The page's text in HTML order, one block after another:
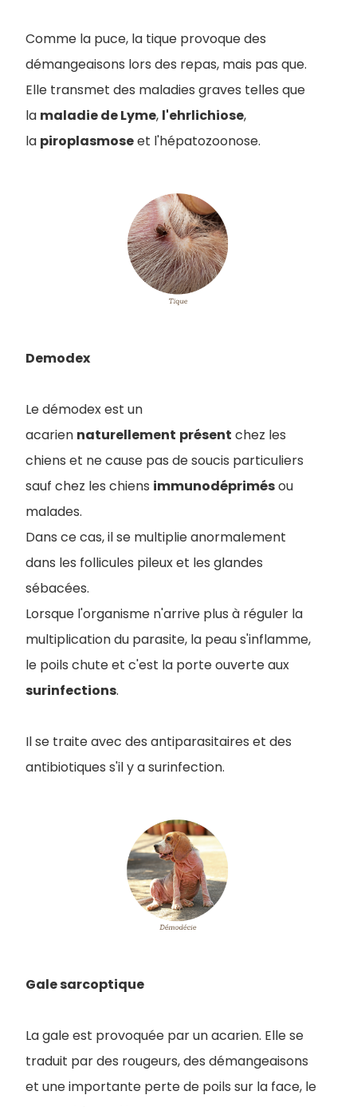
Comme la puce, la tique provoque des
démangeaisons lors des repas, mais pas que.
Elle transmet des maladies graves telles que
la maladie de Lyme, l'ehrlichiose,
la piroplasmoseet l'hépatozoonose.
Demodex
Le démodex est un
acarien naturellement présent chez les
chiens et ne cause pas de soucis particuliers
sauf chez les chiens immunodéprimésou
malades.
Dans ce cas, il se multiplie anormalement
dans les follicules pileux et les glandes
sébacées.
Lorsque l'organisme n'arrive plus à réguler la
multiplication du parasite, la peau s'inflamme,
le poils chute et c'est la porte ouverte aux
surinfections.
Il se traite avec des antiparasitaires et des
antibiotiques s'il y a surinfection.
Gale sarcoptique
La gale est provoquée par un acarien. Elle se
traduit par des rougeurs, des démangeaisons
et une importante perte de poils sur la face, le